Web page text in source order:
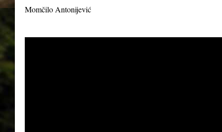
Momčilo Antonijević